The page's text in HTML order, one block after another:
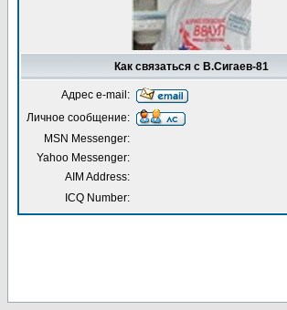
Как связаться с В.Сигаев-81
Адрес e-mail:
Личное сообщение:
MSN Messenger:
Yahoo Messenger:
AIM Address:
ICQ Number: